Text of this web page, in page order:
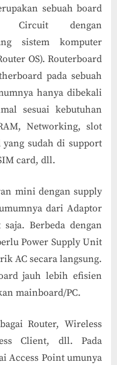
sebuah board
Circuit dengan
sistem komputer
OS). Routerboard
pada sebuah
hanya dibekali
sesuai kebutuhan
Networking, slot
sudah di support
card, dll.
mini dengan supply
dari Adaptor
Berbeda dengan
Power Supply Unit
AC secara langsung.
jauh lebih efisien
mainboard/PC.
Router, Wireless
Client, dll. Pada
Access Point umunya